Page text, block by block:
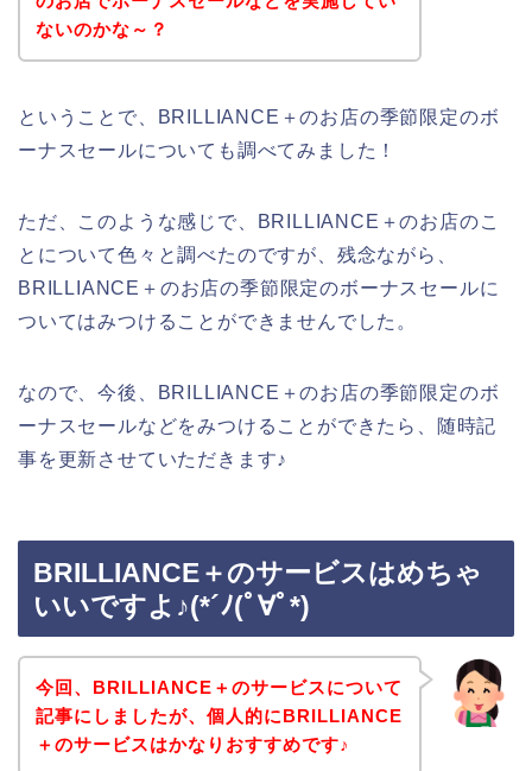
ないのかな～？
ということで、BRILLIANCE＋のお店の季節限定のボ
ーナスセールについても調べてみました！
ただ、このような感じで、BRILLIANCE＋のお店のこ
とについて色々と調べたのですが、残念ながら、
BRILLIANCE＋のお店の季節限定のボーナスセールに
ついてはみつけることができませんでした。
なので、今後、BRILLIANCE＋のお店の季節限定のボ
ーナスセールなどをみつけることができたら、随時記
事を更新させていただきます♪
BRILLIANCE＋のサービスはめちゃ
いいですよ♪(*´ﾉ(ﾟ∀ﾟ*)
今回、BRILLIANCE＋のサービスについて
記事にしましたが、個人的にBRILLIANCE
＋のサービスはかなりおすすめです♪